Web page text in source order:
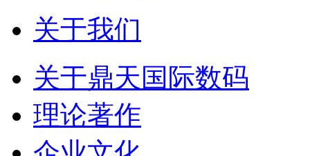
关于我们
关于鼎天国际数码
理论著作